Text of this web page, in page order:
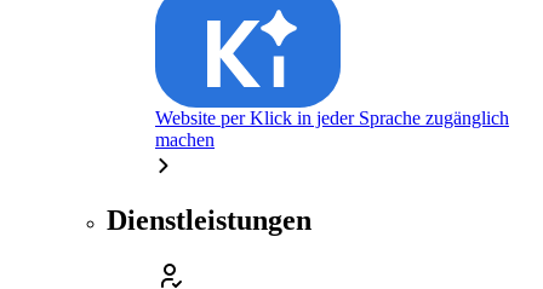
Website per Klick in jeder Sprache zugänglich
machen
Dienstleistungen